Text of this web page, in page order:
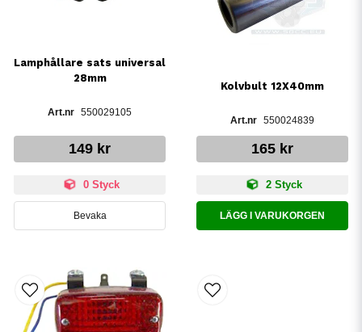
Lamphållare sats universal
28mm
550029105
149 kr
0 Styck
Bevaka
Kolvbult 12X40mm
550024839
165 kr
2 Styck
LÄGG I VARUKORGEN